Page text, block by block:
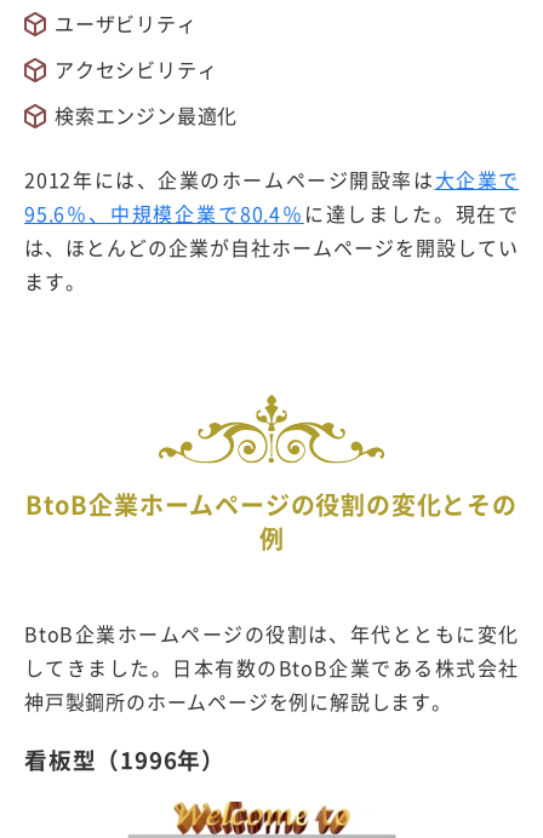
ユーザビリティ
アクセシビリティ
検索エンジン最適化
2012年には、企業のホームページ開設率は大企業で
95.6％、中規模企業で80.4％ に達しました。現在で
は、ほとんどの企業が自社ホームページを開設してい
ます。
BtoB企業ホームページの役割の変化とその
例
BtoB企業ホームページの役割は、年代とともに変化
してきました。日本有数のBtoB企業である株式会社
神戸製鋼所のホームページを例に解説します。
看板型（1996年）